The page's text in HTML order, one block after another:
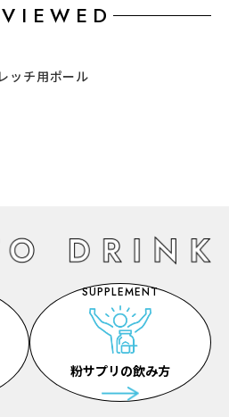
ッチ用ポール
SUPPLEMENT
粉サプリの飲み方